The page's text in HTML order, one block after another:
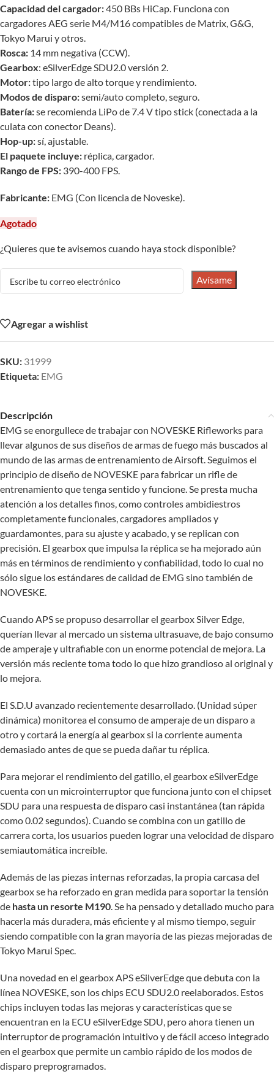
Capacidad del cargador:450 BBs HiCap. Funciona con
cargadores AEG serie M4/M16 compatibles de Matrix, G&G,
Tokyo Marui y otros.
Rosca: 14 mm negativa (CCW).
Gearbox: eSilverEdge SDU2.0 versión 2.
Motor:tipo largo de alto torque y rendimiento.
Modos de disparo:semi/auto completo, seguro.
Batería:se recomienda LiPo de 7.4 V tipo stick (conectada a la
culata con conector Deans).
Hop-up:sí, ajustable.
El paquete incluye: réplica, cargador.
Rango de FPS: 390-400 FPS.
Fabricante: EMG (Con licencia de Noveske).
Agotado
¿Quieres que te avisemos cuando haya stock disponible?
Avísame
Agregar a wishlist
SKU: 31999
Etiqueta: EMG
Descripción
EMG se enorgullece de trabajar con NOVESKE Rifleworks para
llevar algunos de sus diseños de armas de fuego más buscados al
mundo de las armas de entrenamiento de Airsoft. Seguimos el
principio de diseño de NOVESKE para fabricar un rifle de
entrenamiento que tenga sentido y funcione. Se presta mucha
atención a los detalles finos, como controles ambidiestros
completamente funcionales, cargadores ampliados y
guardamontes, para su ajuste y acabado, y se replican con
precisión. El gearbox que impulsa la réplica se ha mejorado aún
más en términos de rendimiento y confiabilidad, todo lo cual no
sólo sigue los estándares de calidad de EMG sino también de
NOVESKE.
Cuando APS se propuso desarrollar el gearbox Silver Edge,
querían llevar al mercado un sistema ultrasuave, de bajo consumo
de amperaje y ultrafiable con un enorme potencial de mejora. La
versión más reciente toma todo lo que hizo grandioso al original y
lo mejora.
El S.D.U avanzado recientemente desarrollado. (Unidad súper
dinámica) monitorea el consumo de amperaje de un disparo a
otro y cortará la energía al gearbox si la corriente aumenta
demasiado antes de que se pueda dañar tu réplica.
Para mejorar el rendimiento del gatillo, el gearbox eSilverEdge
cuenta con un microinterruptor que funciona junto con el chipset
SDU para una respuesta de disparo casi instantánea (tan rápida
como 0.02 segundos). Cuando se combina con un gatillo de
carrera corta, los usuarios pueden lograr una velocidad de disparo
semiautomática increíble.
Además de las piezas internas reforzadas, la propia carcasa del
gearbox se ha reforzado en gran medida para soportar la tensión
de hasta un resorte M190. Se ha pensado y detallado mucho para
hacerla más duradera, más eficiente y al mismo tiempo, seguir
siendo compatible con la gran mayoría de las piezas mejoradas de
Tokyo Marui Spec.
Una novedad en el gearbox APS eSilverEdge que debuta con la
línea NOVESKE, son los chips ECU SDU2.0 reelaborados. Estos
chips incluyen todas las mejoras y características que se
encuentran en la ECU eSilverEdge SDU, pero ahora tienen un
interruptor de programación intuitivo y de fácil acceso integrado
en el gearbox que permite un cambio rápido de los modos de
disparo preprogramados.